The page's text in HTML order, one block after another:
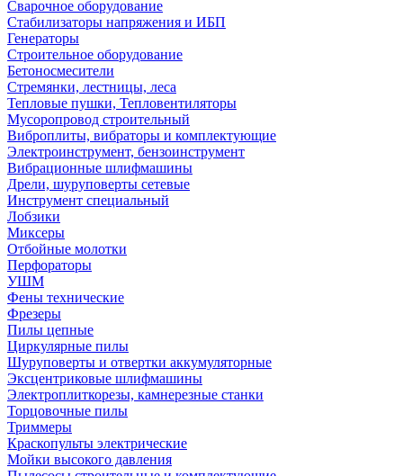
Сварочное оборудование
Стабилизаторы напряжения и ИБП
Генераторы
Строительное оборудование
Бетоносмесители
Стремянки, лестницы, леса
Тепловые пушки, Тепловентиляторы
Мусоропровод строительный
Виброплиты, вибраторы и комплектующие
Электроинструмент, бензоинструмент
Вибрационные шлифмашины
Дрели, шуруповерты сетевые
Инструмент специальный
Лобзики
Миксеры
Отбойные молотки
Перфораторы
УШМ
Фены технические
Фрезеры
Пилы цепные
Циркулярные пилы
Шуруповерты и отвертки аккумуляторные
Эксцентриковые шлифмашины
Электроплиткорезы, камнерезные станки
Торцовочные пилы
Триммеры
Краскопульты электрические
Мойки высокого давления